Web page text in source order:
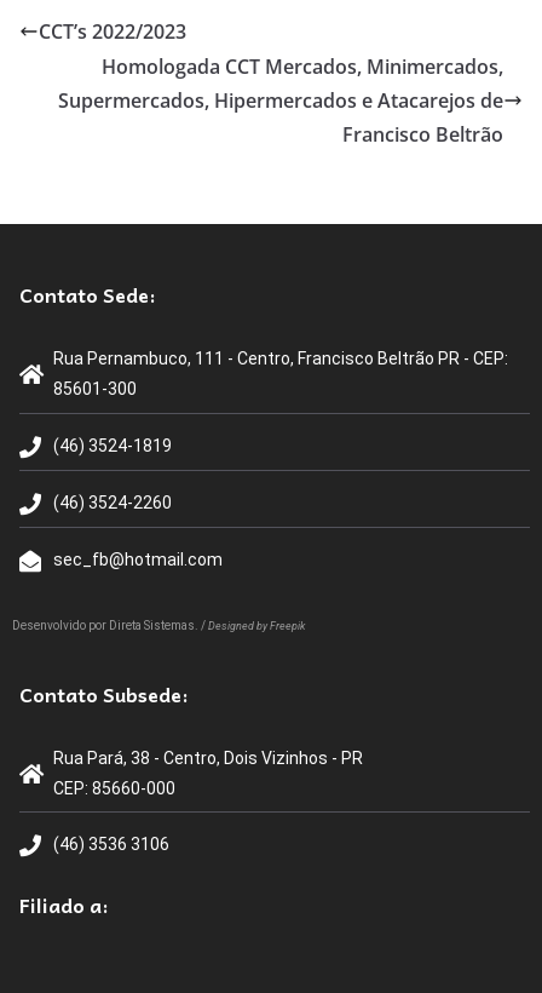
e
b
o
er
CCT’s 2022/2023
Homologada CCT Mercados, Minimercados,
Supermercados, Hipermercados e Atacarejos de
Francisco Beltrão
Contato Sede:
Rua Pernambuco, 111 - Centro, Francisco Beltrão PR - CEP:
85601-300
(46) 3524-1819
(46) 3524-2260
sec_fb@hotmail.com
Desenvolvido por Direta Sistemas . / Designed by Freepik
Contato Subsede:
Rua Pará, 38 - Centro, Dois Vizinhos - PR
CEP: 85660-000
(46) 3536 3106
Filiado a: